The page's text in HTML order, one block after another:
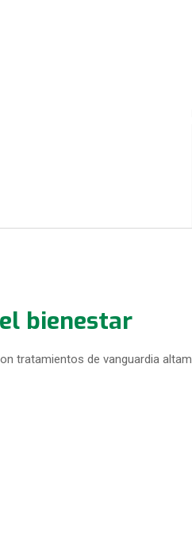
bienestar
tratamientos de vanguardia